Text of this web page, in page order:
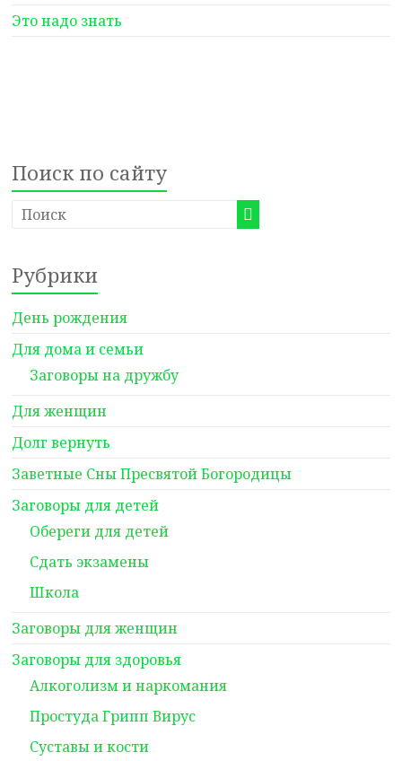
Это надо знать
Поиск по сайту
Рубрики
День рождения
Для дома и семьи
Заговоры на дружбу
Для женщин
Долг вернуть
Заветные Сны Пресвятой Богородицы
Заговоры для детей
Обереги для детей
Сдать экзамены
Школа
Заговоры для женщин
Заговоры для здоровья
Алкоголизм и наркомания
Простуда Грипп Вирус
Суставы и кости